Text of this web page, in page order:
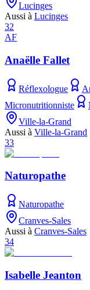
Lucinges
Aussi à Lucinges
32
AF
Anaëlle Fallet
Réflexologue
Micronutritionniste
Ville-la-Grand
Aussi à Ville-la-Grand
33
Naturopathe
Naturopathe
Cranves-Sales
Aussi à Cranves-Sales
34
Isabelle Jeanton